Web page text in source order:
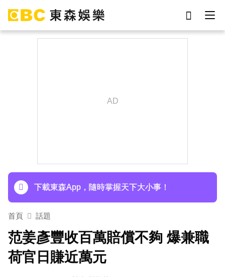
下載東森App，隨時掌握天下大小事！
首頁 話題
范姜彥豐收百萬賠償不夠 爆兼職
荷官日賺近萬元